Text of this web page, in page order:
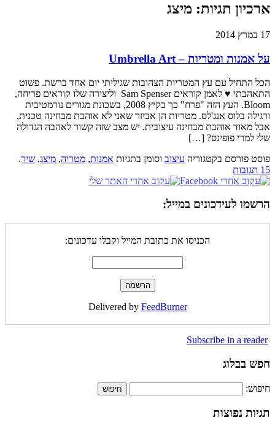
ארכיון תגיות: מיצג
17 במרץ 2014
על אמנות ומטריות – Umbrella Art
הכל התחיל עם עץ המטריות הצהובות שגיליתי יום אחד ברשת. פשוט
התאהבתי ♥ לאמן קוראים Sam Spenser וליצירה שלו קוראים פריחה,
Bloom. העץ הזה "פרח" כך בקיץ 2008, בשכונת מגורים נורמטיבית
ורגילה בלוס אנג'לס. מטריות הן אביזר שאני לא אוהבת מבחינה טכנית,
אבל מאוד אוהבת מבחינה עיצובית. יש מצב שזה קשור לאהבה הגדולה
שלי למרי פופינס? […]
פוסט פורסם בקטגוריהעיצובוסומן בתגיותאמנות,מטריה,מיצג,שיר.
15 תגובות
הרשמו לעידכונים במייל:
הכניסו את כתובת המייל וקבלו עדכונים:
Delivered byFeedBurner
Subscribe in a reader
חפש בבלוג
חיפוש:
תגיות נפוצות